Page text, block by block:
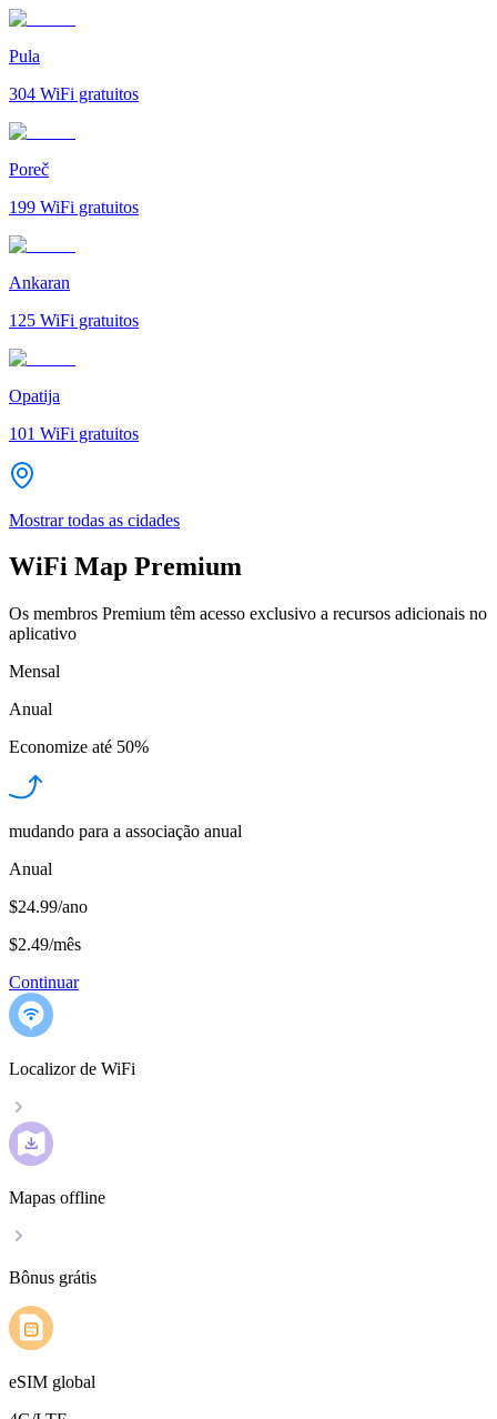
Pula
304 WiFi gratuitos
Poreč
199 WiFi gratuitos
Ankaran
125 WiFi gratuitos
Opatija
101 WiFi gratuitos
Mostrar todas as cidades
WiFi Map Premium
Os membros Premium têm acesso exclusivo a recursos adicionais no
aplicativo
Mensal
Anual
Economize até 50%
mudando para a associação anual
Anual
$24.99/ano
$2.49/mês
Continuar
Localizor de WiFi
Mapas offline
Bônus grátis
eSIM global